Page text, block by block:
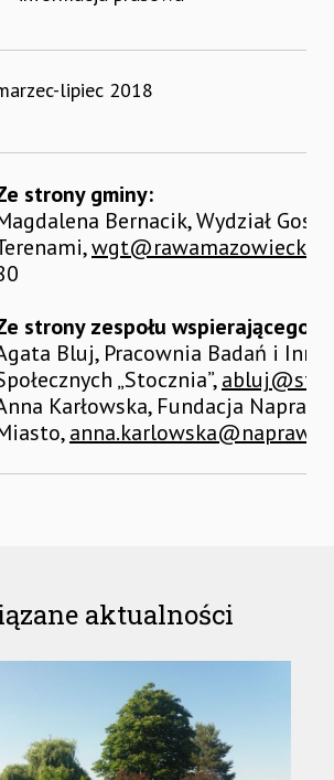
lipiec 2018
strony gminy:
Bernacik, Wydział
strony zespołu wspierającego:
Bluj, Pracownia Badań i
„Stocznia”,
Karłowska, Fundacja Napraw
aktualności